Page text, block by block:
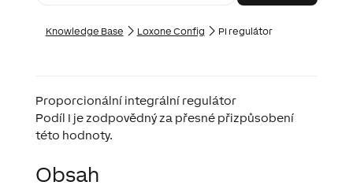
Knowledge Base Loxone Config PI regulátor
Proporcionální integrální regulátor
Podíl I je zodpovědný za přesné přizpůsobení
této hodnoty.
Obsah